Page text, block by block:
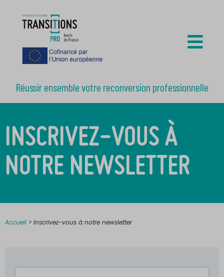
Réussir ensemble votre reconversion professionnelle
INSCRIVEZ-VOUS À
NOTRE NEWSLETTER
Accueil > Inscrivez-vous à notre newsletter